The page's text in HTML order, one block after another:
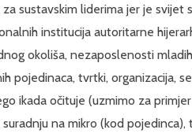
sustavskim liderima jer je svijet
institucija autoritarne
okoliša, nezaposlenosti
pojedinaca, tvrtki, organizacija,
ikada očituje (uzmimo za
na mikro (kod pojedinca),